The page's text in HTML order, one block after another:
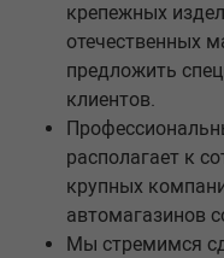
крепежных
отечественных
предложить
клиентов.
располагает к
крупных
автомагазинов
Мы стремимся